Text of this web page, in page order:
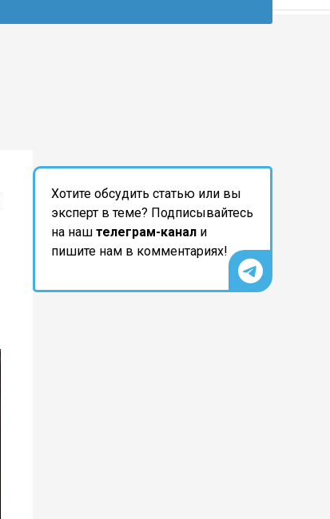
Хотите обсудить статью или вы
эксперт в теме? Подписывайтесь
на наш телеграм-канал и
пишите нам в комментариях!